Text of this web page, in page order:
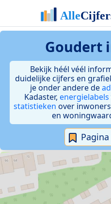
Goudert
Bekijk héél véél
duidelijke cijfers en
je onder andere de
Kadaster, energielabels
statistieken over
en